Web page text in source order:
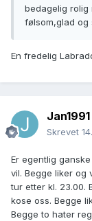
bedagelig rolig
følsom,glad og
En fredelig
Jan1991
Skrevet
Er egentlig
vil. Begge liker
tur etter kl. 23.00.
kose oss. Begge
Begge to hater